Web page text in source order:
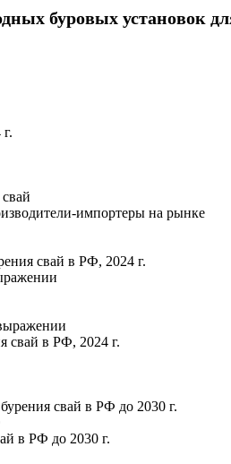
буровых установок
импортеры на рынке
свай в РФ, 2024 г.
свай в РФ, 2024 г.
свай в РФ до 2030 г.
в РФ до 2030 г.